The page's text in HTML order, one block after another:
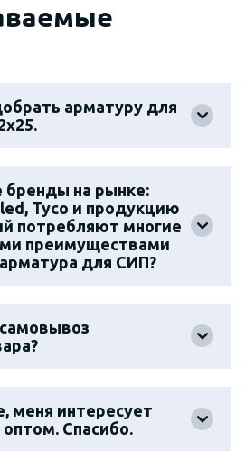
арматуру для
бренды на рынке:
Tyco и продукцию
потребляют многие
преимуществами
для СИП?
меня интересует
Спасибо.